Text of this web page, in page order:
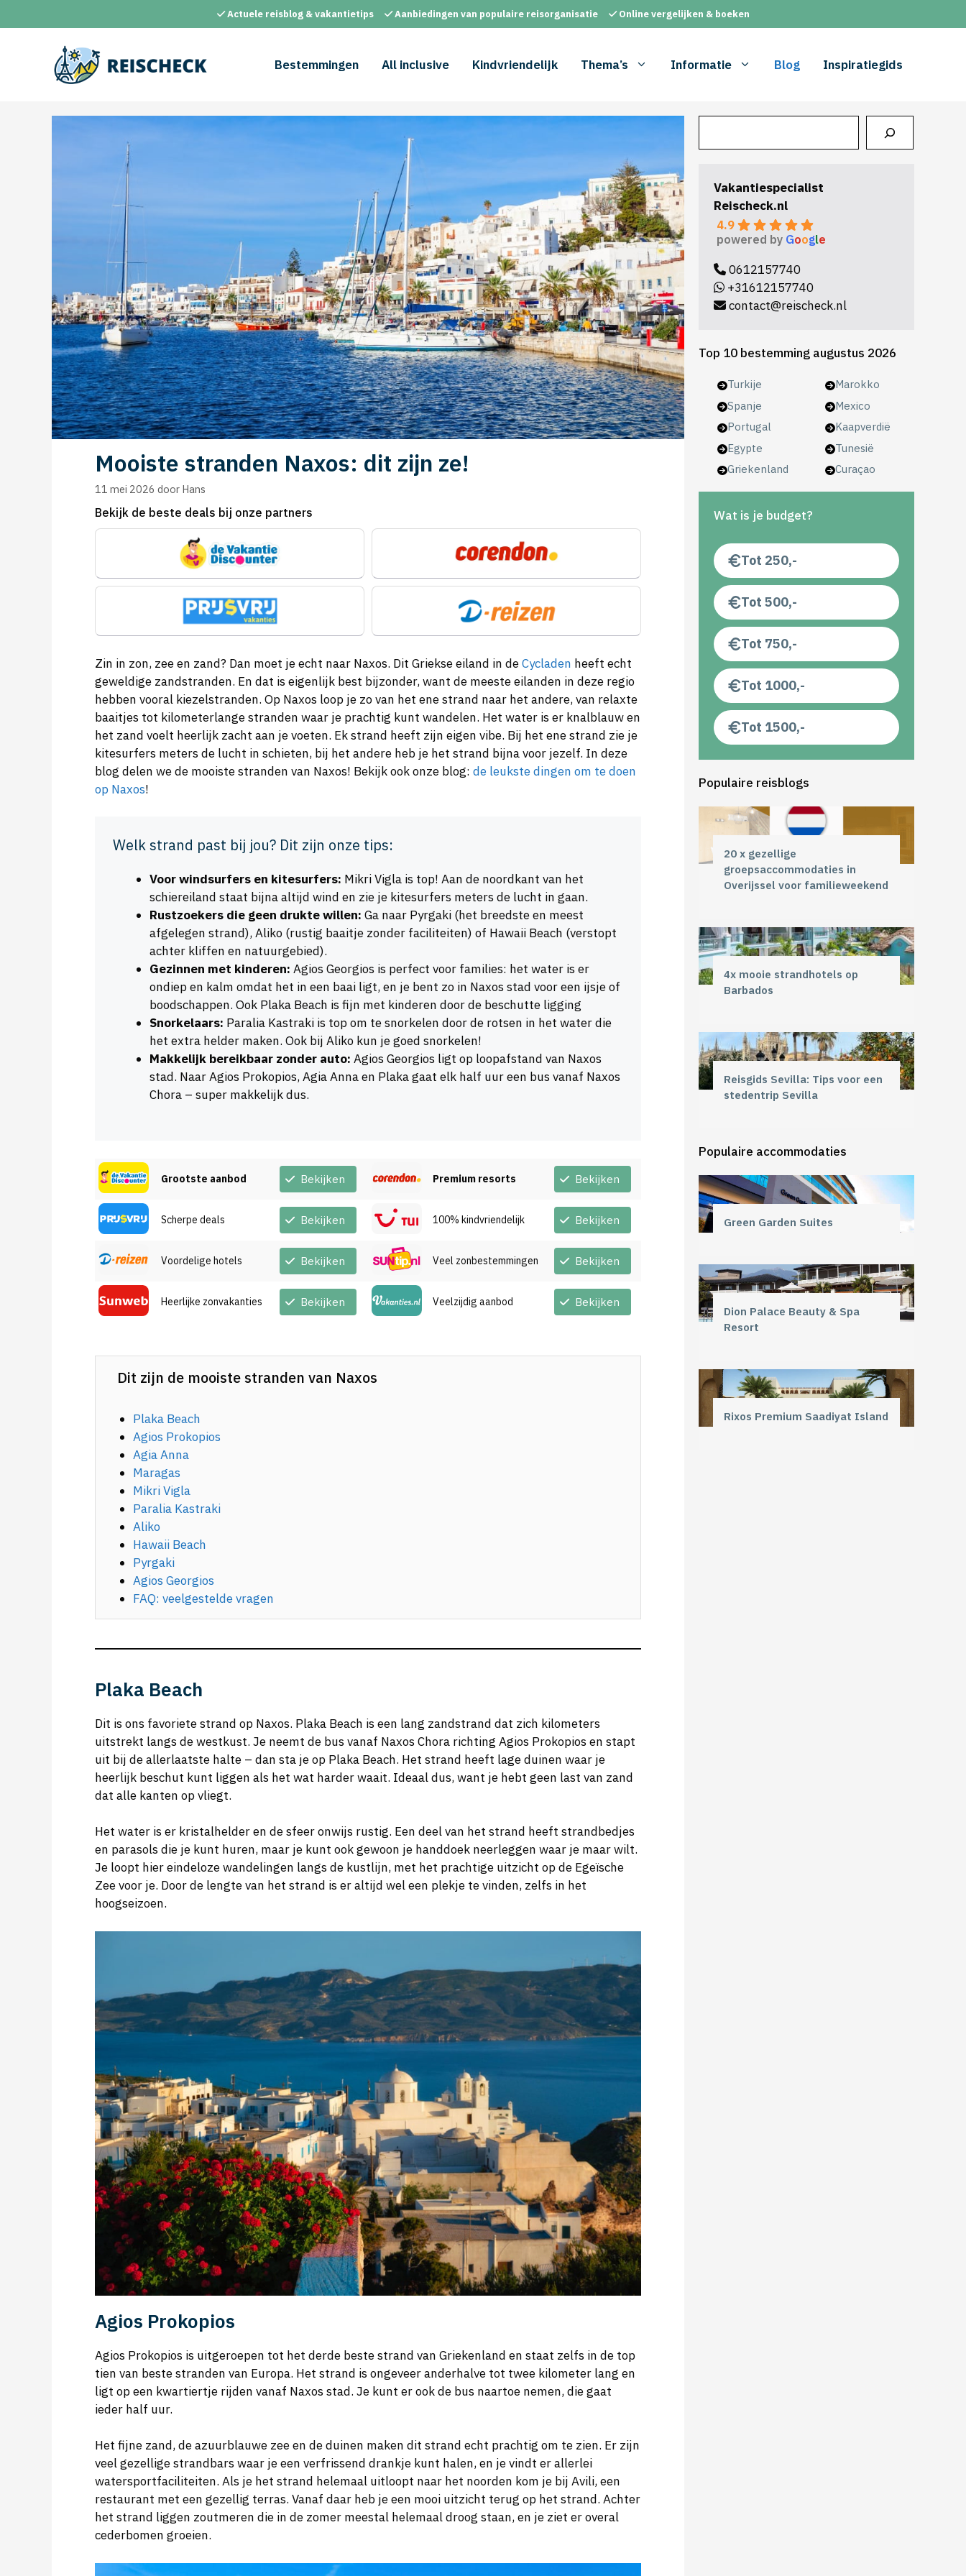
naar
Actuele reisblog & vakantietips Aanbiedingen van populaire reisorganisatie Online vergelijken & boeken
Bestemmingen All inclusive Kindvriendelijk Thema’s Informatie Blog Inspiratiegids
Mooiste stranden Naxos: dit zijn ze!
11 mei 2026 door Hans
Bekijk de beste deals bij onze partners
Zin in zon, zee en zand? Dan moet je echt naar Naxos. Dit Griekse eiland in deCycladen heeft echt
geweldige zandstranden. En dat is eigenlijk best bijzonder, want de meeste eilanden in deze regio
hebben vooral kiezelstranden. Op Naxos loop je zo van het ene strand naar het andere, van relaxte
baaitjes tot kilometerlange stranden waar je prachtig kunt wandelen. Het water is er knalblauw en
het zand voelt heerlijk zacht aan je voeten. Ek strand heeft zijn eigen vibe. Bij het ene strand zie je
kitesurfers meters de lucht in schieten, bij het andere heb je het strand bijna voor jezelf. In deze
blog delen we de mooiste stranden van Naxos! Bekijk ook onze blog: de leukste dingen om te doen
op Naxos!
Welk strand past bij jou? Dit zijn onze tips:
Voor windsurfers en kitesurfers: Mikri Vigla is top! Aan de noordkant van het
schiereiland staat bijna altijd wind en zie je kitesurfers meters de lucht in gaan.
Rustzoekers die geen drukte willen: Ga naar Pyrgaki (het breedste en meest
afgelegen strand), Aliko (rustig baaitje zonder faciliteiten) of Hawaii Beach (verstopt
achter kliffen en natuurgebied).
Gezinnen met kinderen: Agios Georgios is perfect voor families: het water is er
ondiep en kalm omdat het in een baai ligt, en je bent zo in Naxos stad voor een ijsje of
boodschappen. Ook Plaka Beach is fijn met kinderen door de beschutte ligging
Snorkelaars: Paralia Kastraki is top om te snorkelen door de rotsen in het water die
het extra helder maken. Ook bij Aliko kun je goed snorkelen!
Makkelijk bereikbaar zonder auto: Agios Georgios ligt op loopafstand van Naxos
stad. Naar Agios Prokopios, Agia Anna en Plaka gaat elk half uur een bus vanaf Naxos
Chora – super makkelijk dus.
Grootste aanbod Bekijken
Scherpe deals Bekijken
Voordelige hotels Bekijken
Heerlijke zonvakanties Bekijken
Premium resorts Bekijken
100% kindvriendelijk Bekijken
Veel zonbestemmingen Bekijken
Veelzijdig aanbod Bekijken
Dit zijn de mooiste stranden van Naxos
Plaka Beach
Agios Prokopios
Agia Anna
Maragas
Mikri Vigla
Paralia Kastraki
Aliko
Hawaii Beach
Pyrgaki
Agios Georgios
FAQ: veelgestelde vragen
Plaka Beach
Dit is ons favoriete strand op Naxos. Plaka Beach is een lang zandstrand dat zich kilometers
uitstrekt langs de westkust. Je neemt de bus vanaf Naxos Chora richting Agios Prokopios en stapt
uit bij de allerlaatste halte – dan sta je op Plaka Beach. Het strand heeft lage duinen waar je
heerlijk beschut kunt liggen als het wat harder waait. Ideaal dus, want je hebt geen last van zand
dat alle kanten op vliegt.
Het water is er kristalhelder en de sfeer onwijs rustig. Een deel van het strand heeft strandbedjes
en parasols die je kunt huren, maar je kunt ook gewoon je handdoek neerleggen waar je maar wilt.
Je loopt hier eindeloze wandelingen langs de kustlijn, met het prachtige uitzicht op de Egeïsche
Zee voor je. Door de lengte van het strand is er altijd wel een plekje te vinden, zelfs in het
hoogseizoen.
Agios Prokopios
Agios Prokopios is uitgeroepen tot het derde beste strand van Griekenland en staat zelfs in de top
tien van beste stranden van Europa. Het strand is ongeveer anderhalve tot twee kilometer lang en
ligt op een kwartiertje rijden vanaf Naxos stad. Je kunt er ook de bus naartoe nemen, die gaat
ieder half uur.
Het fijne zand, de azuurblauwe zee en de duinen maken dit strand echt prachtig om te zien. Er zijn
veel gezellige strandbars waar je een verfrissend drankje kunt halen, en je vindt er allerlei
watersportfaciliteiten. Als je het strand helemaal uitloopt naar het noorden kom je bij Avili, een
restaurant met een gezellig terras. Vanaf daar heb je een mooi uitzicht terug op het strand. Achter
het strand liggen zoutmeren die in de zomer meestal helemaal droog staan, en je ziet er overal
cederbomen groeien.
Vakantiespecialist
Reischeck.nl
4.9
powered by Google
0612157740
+31612157740
contact@reischeck.nl
Top 10 bestemming augustus 2026
Turkije
Spanje
Portugal
Egypte
Griekenland
Marokko
Mexico
Kaapverdië
Tunesië
Curaçao
Wat is je budget?
Tot 250,-
Tot 500,-
Tot 750,-
Tot 1000,-
Tot 1500,-
Populaire reisblogs
20 x gezellige
groepsaccommodaties in
Overijssel voor familieweekend
4x mooie strandhotels op
Barbados
Reisgids Sevilla: Tips voor een
stedentrip Sevilla
Populaire accommodaties
Green Garden Suites
Dion Palace Beauty & Spa
Resort
Rixos Premium Saadiyat Island